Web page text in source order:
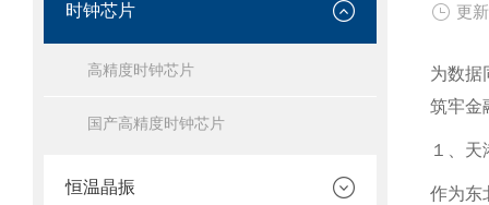
时钟芯片
高精度时钟芯片
国产高精度时钟芯片
恒温晶振
更
为数据
筑牢金
１、
作为东